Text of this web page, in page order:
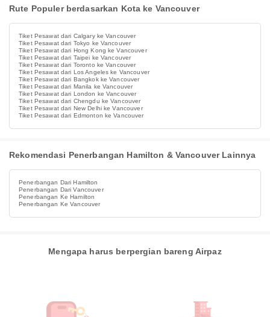
Rute Populer berdasarkan Kota ke Vancouver
Tiket Pesawat dari Calgary ke Vancouver
Tiket Pesawat dari Tokyo ke Vancouver
Tiket Pesawat dari Hong Kong ke Vancouver
Tiket Pesawat dari Taipei ke Vancouver
Tiket Pesawat dari Toronto ke Vancouver
Tiket Pesawat dari Los Angeles ke Vancouver
Tiket Pesawat dari Bangkok ke Vancouver
Tiket Pesawat dari Manila ke Vancouver
Tiket Pesawat dari London ke Vancouver
Tiket Pesawat dari Chengdu ke Vancouver
Tiket Pesawat dari New Delhi ke Vancouver
Tiket Pesawat dari Edmonton ke Vancouver
Rekomendasi Penerbangan Hamilton & Vancouver Lainnya
Penerbangan Dari Hamilton
Penerbangan Dari Vancouver
Penerbangan Ke Hamilton
Penerbangan Ke Vancouver
Mengapa harus berpergian bareng Airpaz